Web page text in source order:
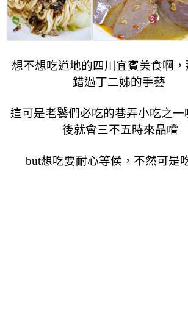
想不想吃道地的四川宜賓美食啊
錯過丁二姊的手藝
這可是老饕們必吃的巷弄小吃之一
後就會三不五時來品嚐
but想吃要耐心等侯，不然可是